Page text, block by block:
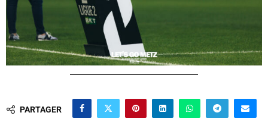
PARTAGER